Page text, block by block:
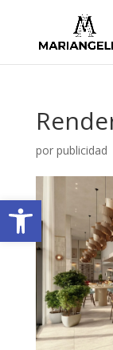
Abrir barra de
por publicidad